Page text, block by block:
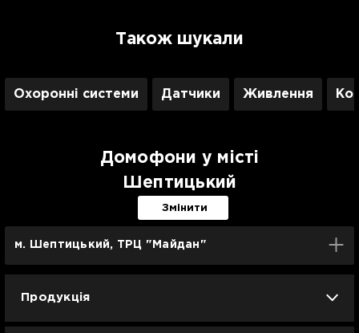
Також шукали
Охоронні системи Датчики Живлення
Домофони у місті
Шептицький
Змінити
м. Шептицький, ТРЦ "Майдан"
Продукція